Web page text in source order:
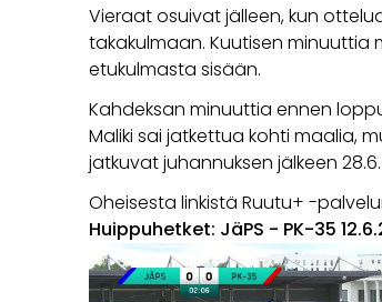
Vieraat osuivat jälleen, kun
takakulmaan. Kuutisen minuuttia
etukulmasta sisään.
Kahdeksan minuuttia ennen
Maliki sai jatkettua kohti maalia,
jatkuvat juhannuksen jälkeen
Oheisesta linkistä Ruutu+ -
Huippuhetket: JäPS - PK-35